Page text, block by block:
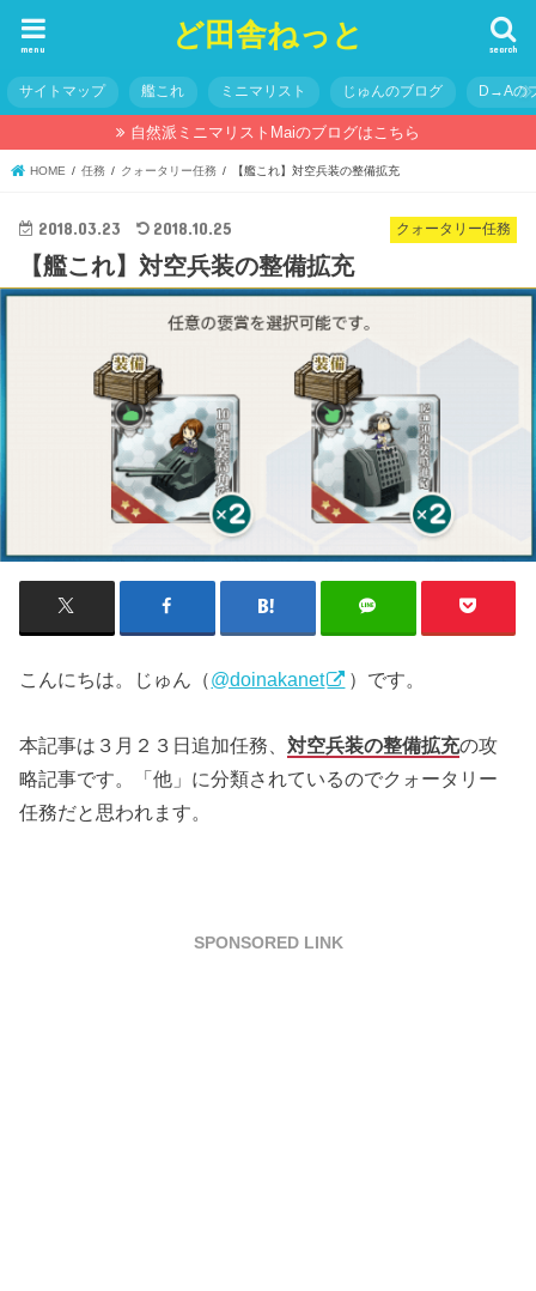
ど田舎ねっと search
menu
サイトマップ 艦これ ミニマリスト じゅんのブログ D→Aの
自然派ミニマリストMaiのブログはこちら
HOME 任務 クォータリー任務 【艦これ】対空兵装の整備拡充
クォータリー任務
2018.03.23 2018.10.25
【艦これ】対空兵装の整備拡充
こんにちは。じゅん（@doinakanet ）です。
本記事は３月２３日追加任務、対空兵装の整備拡充の攻
略記事です。「他」に分類されているのでクォータリー
任務だと思われます。
SPONSORED LINK